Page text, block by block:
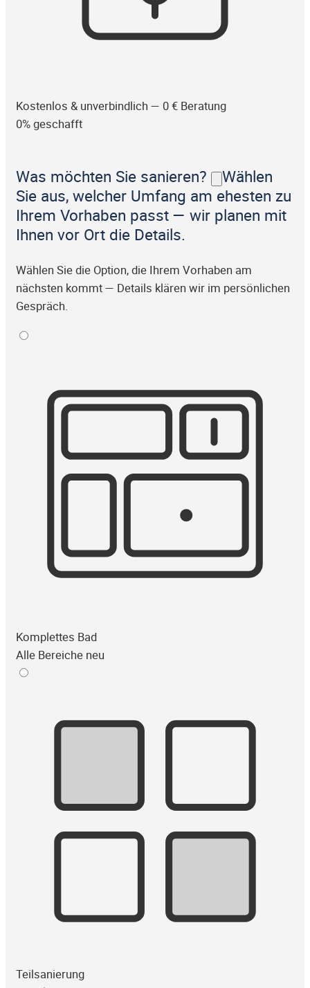
Kostenlos & unverbindlich — 0 € Beratung
0% geschafft
Was möchten Sie sanieren?
Wählen
Sie aus, welcher Umfang am ehesten zu
Ihrem Vorhaben passt — wir planen mit
Ihnen vor Ort die Details.
Wählen Sie die Option, die Ihrem Vorhaben am
nächsten kommt — Details klären wir im persönlichen
Gespräch.
Komplettes Bad
Alle Bereiche neu
Teilsanierung